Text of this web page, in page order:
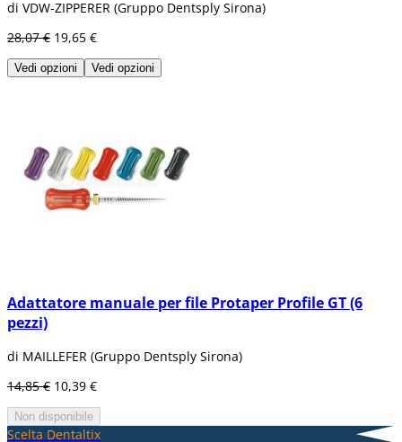
di VDW-ZIPPERER (Gruppo Dentsply Sirona)
28,07 € 19,65 €
Vedi opzioni Vedi opzioni
Adattatore manuale per file Protaper Profile GT (6
pezzi)
di MAILLEFER (Gruppo Dentsply Sirona)
14,85 € 10,39 €
Non disponibile
Scelta Dentaltix